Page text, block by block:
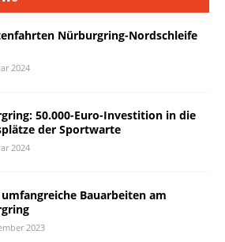
Nürburgring-Nordschleife
2024
50.000-Euro-Investition in die
der Sportwarte
2024
Bauarbeiten am
2023